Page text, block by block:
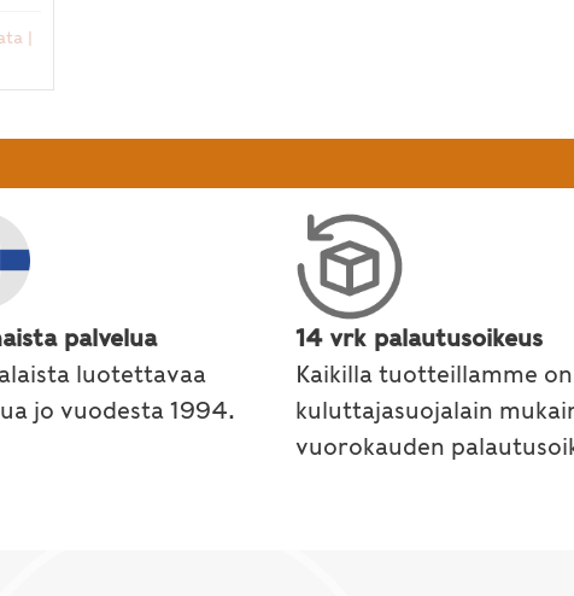
|
palvelua
luotettavaa
jo vuodesta 1994.
14 vrk palautusoikeus
Kaikilla tuotteillamme on
kuluttajasuojalain
vuorokauden